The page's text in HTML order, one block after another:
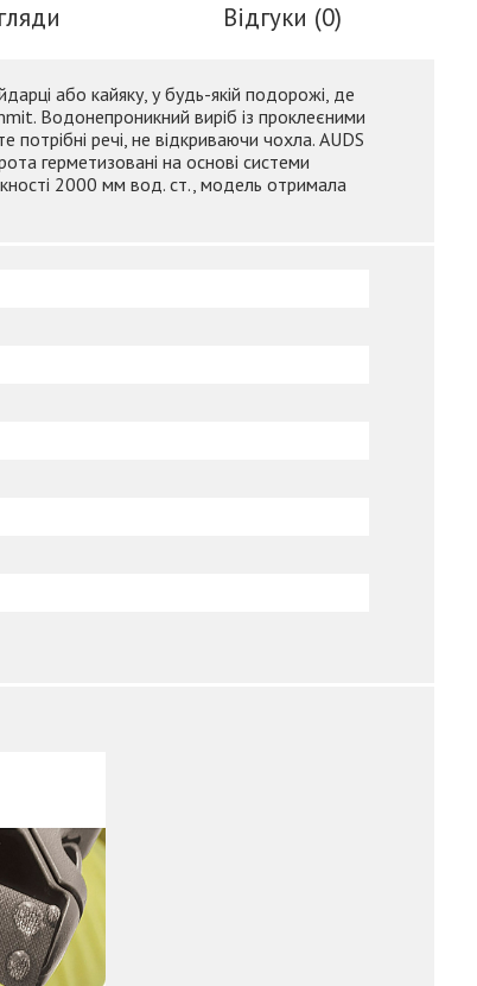
Відгуки (0)
або кайяку, у будь-якій подорожі, де
Водонепроникний виріб із проклеєними
речі, не відкриваючи чохла. AUDS
герметизовані на основі системи
2000 мм вод. ст., модель отримала